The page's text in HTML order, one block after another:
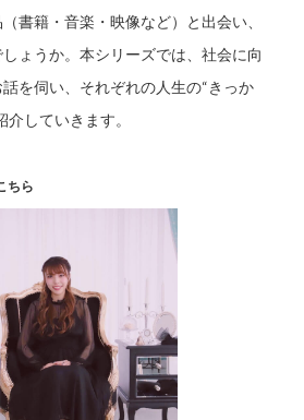
書籍・音楽・映像など）と出会い、
ょうか。本シリーズでは、社会に向
を伺い、それぞれの人生の“きっか
していきます。
ちら